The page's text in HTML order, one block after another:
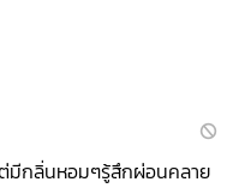
มีกลิ่นหอมๆรู้สึกผ่อนคลาย